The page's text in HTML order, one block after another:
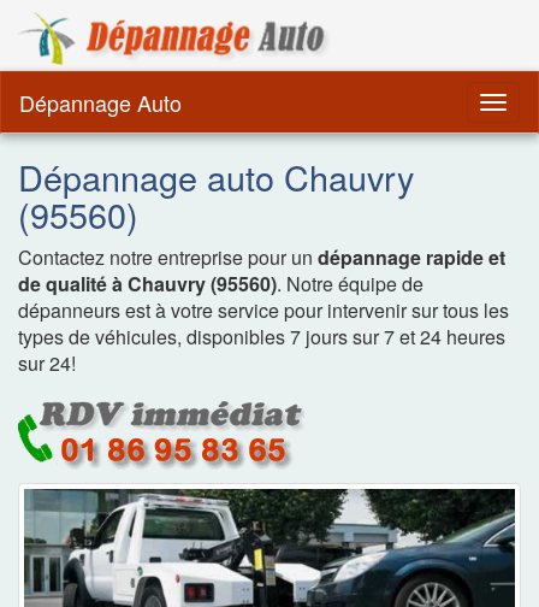
Dépannage Auto
Dépannage auto Chauvry
(95560)
Contactez notre entreprise pour un dépannage rapide et
de qualité à Chauvry (95560). Notre équipe de
dépanneurs est à votre service pour intervenir sur tous les
types de véhicules, disponibles 7 jours sur 7 et 24 heures
sur 24!